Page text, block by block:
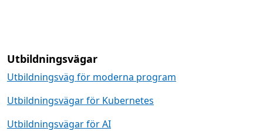
Utbildningsvägar
Utbildningsväg för moderna program
Utbildningsvägar för Kubernetes
Utbildningsvägar för AI